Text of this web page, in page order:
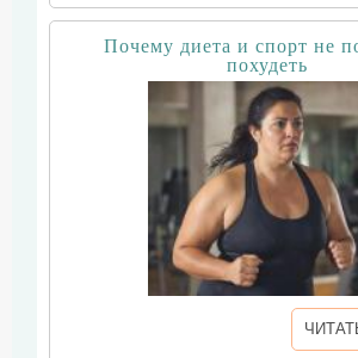
Почему диета и спорт не
похудеть